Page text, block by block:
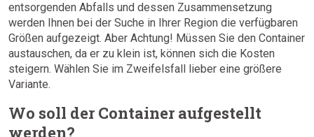
entsorgenden Abfalls und dessen Zusammensetzung
werden Ihnen bei der Suche in Ihrer Region die verfügbaren
Größen aufgezeigt. Aber Achtung! Müssen Sie den Container
austauschen, da er zu klein ist, können sich die Kosten
steigern. Wählen Sie im Zweifelsfall lieber eine größere
Variante.
Wo soll der Container aufgestellt
werden?